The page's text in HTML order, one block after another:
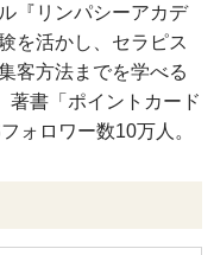
『リンパシーアカデ
を活かし、セラピス
客方法までを学べる
著書「ポイントカード
ォロワー数10万人。